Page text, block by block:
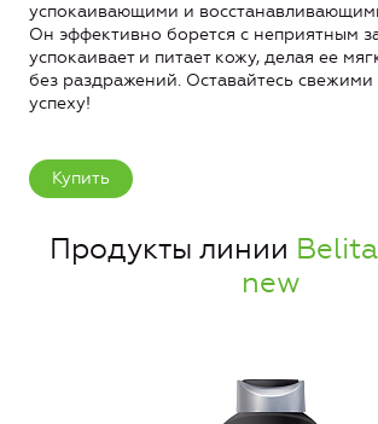
успокаивающими и
Он эффективно борется с неприятным
успокаивает и питает кожу, делая ее
без раздражений. Оставайтесь
успеху!
Купить
Продукты линии
new